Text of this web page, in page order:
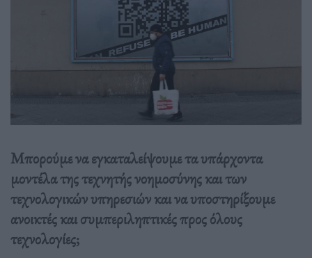
Μπορούμε να εγκαταλείψουμε τα υπάρχοντα
μοντέλα της τεχνητής νοημοσύνης και των
τεχνολογικών υπηρεσιών και να υποστηρίξουμε
ανοικτές και συμπεριληπτικές προς όλους
τεχνολογίες;